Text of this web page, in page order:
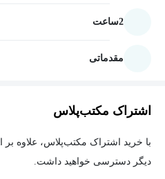
2ساعت
مقدماتی
اشتراک مکتب‌پلاس
دیگر دسترسی خواهید داشت.